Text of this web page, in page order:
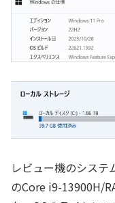
レビュー機のシステ
のCore i9-13900H/